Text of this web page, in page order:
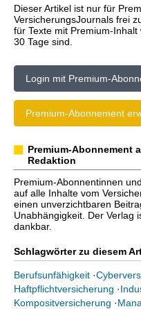
Dieser Artikel ist nur für
VersicherungsJournals frei
für Texte mit Premium-
30 Tage sind.
Login mit Premium-
Premium-Abonnement
Premium-Abonnement
Redaktion
Premium-Abonnentinnen
auf alle Inhalte vom
einen unverzichtbaren
Unabhängigkeit. Der Verlag
dankbar.
Schlagwörter zu diesem
Berufsunfähigkeit ·
Haftpflichtversicherung ·
Kompositversicherung ·